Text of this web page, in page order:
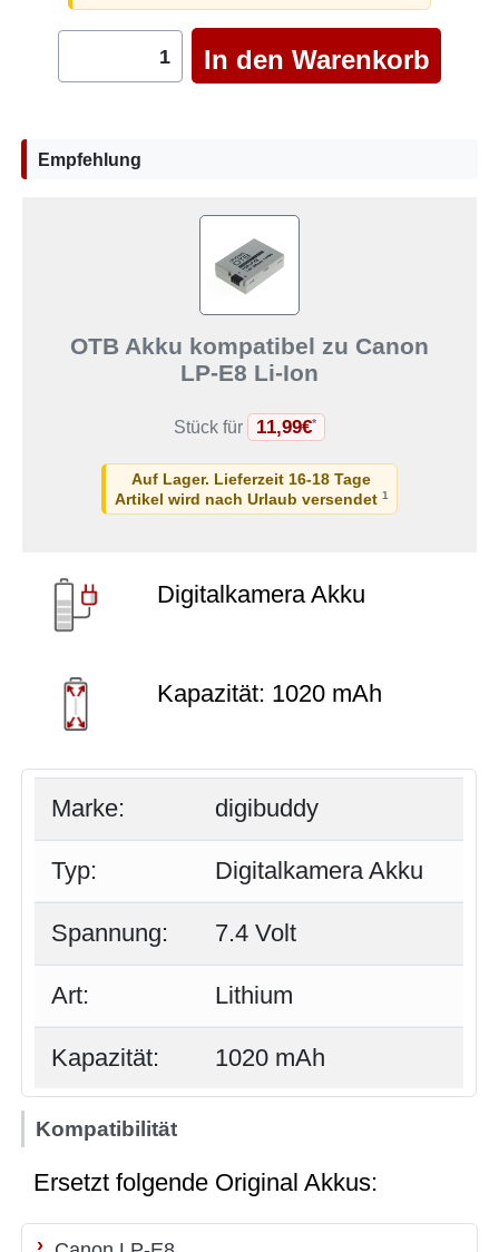
Empfehlung
OTB Akku kompatibel zu Canon
LP-E8 Li-Ion
Stück für 11,99€*
Auf Lager. Lieferzeit 16-18 Tage
Artikel wird nach Urlaub versendet 1
Digitalkamera Akku
Kapazität: 1020 mAh
Marke: digibuddy
Typ: Digitalkamera Akku
Spannung: 7.4 Volt
Art: Lithium
Kapazität: 1020 mAh
Kompatibilität
Ersetzt folgende Original Akkus: